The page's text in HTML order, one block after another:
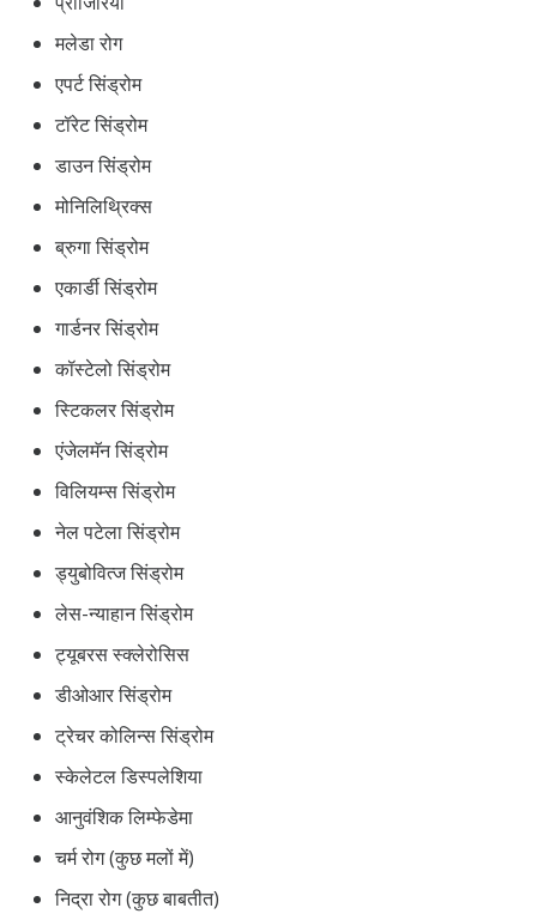
मलेडा रोग
एपर्ट सिंड्रोम
टॉरेट सिंड्रोम
डाउन सिंड्रोम
मोनिलिथ्रिक्स
ब्रुगा सिंड्रोम
एकार्डी सिंड्रोम
गार्डनर सिंड्रोम
कॉस्टेलो सिंड्रोम
स्टिकलर सिंड्रोम
एंजेलमॅन सिंड्रोम
विलियम्स सिंड्रोम
नेल पटेला सिंड्रोम
ड्युबोवित्ज सिंड्रोम
लेस-न्याहान सिंड्रोम
ट्यूबरस स्क्लेरोसिस
डीओआर सिंड्रोम
ट्रेचर कोलिन्स सिंड्रोम
स्केलेटल डिस्पलेशिया
आनुवंशिक लिम्फेडेमा
चर्म रोग (कुछ मलों में)
निद्रा रोग (कुछ बाबतीत)